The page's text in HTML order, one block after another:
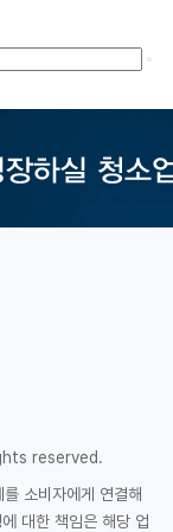
reserved.
소비자에게 연결해
대한 책임은 해당 업